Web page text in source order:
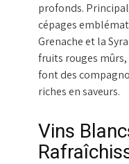
profonds.
cépages
Grenache et la
fruits rouges mûrs,
font des
riches en saveurs.
Vins